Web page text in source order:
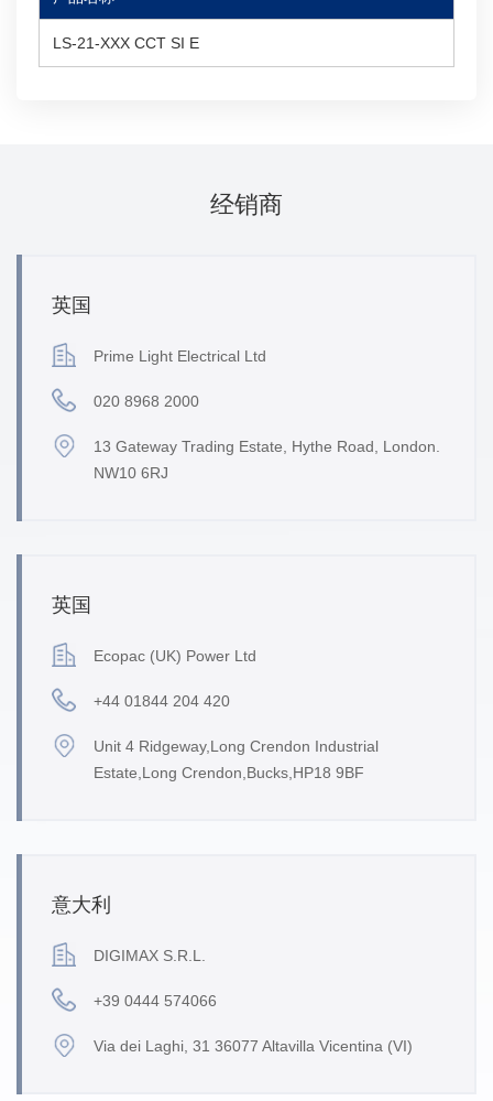
LS-21-XXX CCT SI E
经销商
英国
Prime Light Electrical Ltd
020 8968 2000
13 Gateway Trading Estate, Hythe Road, London.
NW10 6RJ
英国
Ecopac (UK) Power Ltd
+44 01844 204 420
Unit 4 Ridgeway,Long Crendon Industrial
Estate,Long Crendon,Bucks,HP18 9BF
意大利
DIGIMAX S.R.L.
+39 0444 574066
Via dei Laghi, 31 36077 Altavilla Vicentina (VI)